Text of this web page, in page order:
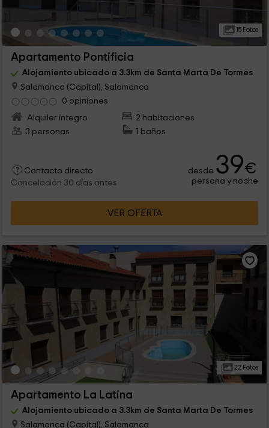
15 Fotos
Apartamento Pontificia
Alojamiento ubicado a 3.3km de Santa Marta De Tormes
Salamanca (Capital), Salamanca
0 opiniones
Alquiler íntegro
2 habitaciones
3 personas
1 baños
Contacto directo
Cancelación 30 días antes
desde 39€
persona y noche
VER OFERTA
22 Fotos
Apartamento La Latina
Alojamiento ubicado a 3.3km de Santa Marta De Tormes
Salamanca (Capital), Salamanca